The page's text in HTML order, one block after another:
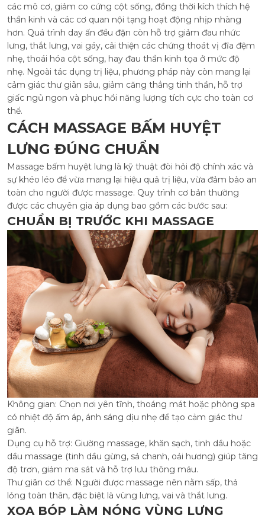
các mô cơ, giảm co cứng cột sống, đồng thời kích thích hệ
thần kinh và các cơ quan nội tạng hoạt động nhịp nhàng
hơn. Quá trình day ấn đều đặn còn hỗ trợ giảm đau nhức
lưng, thắt lưng, vai gáy, cải thiện các chứng thoát vị đĩa đệm
nhẹ, thoái hóa cột sống, hay đau thần kinh tọa ở mức độ
nhẹ. Ngoài tác dụng trị liệu, phương pháp này còn mang lại
cảm giác thư giãn sâu, giảm căng thẳng tinh thần, hỗ trợ
giấc ngủ ngon và phục hồi năng lượng tích cực cho toàn cơ
thể.
CÁCH MASSAGE BẤM HUYỆT
LƯNG ĐÚNG CHUẨN
Massage bấm huyệt lưng là kỹ thuật đòi hỏi độ chính xác và
sự khéo léo để vừa mang lại hiệu quả trị liệu, vừa đảm bảo an
toàn cho người được massage. Quy trình cơ bản thường
được các chuyên gia áp dụng bao gồm các bước sau:
CHUẨN BỊ TRƯỚC KHI MASSAGE
Không gian: Chọn nơi yên tĩnh, thoáng mát hoặc phòng spa
có nhiệt độ ấm áp, ánh sáng dịu nhẹ để tạo cảm giác thư
giãn.
Dụng cụ hỗ trợ: Giường massage, khăn sạch, tinh dầu hoặc
dầu massage (tinh dầu gừng, sả chanh, oải hương) giúp tăng
độ trơn, giảm ma sát và hỗ trợ lưu thông máu.
Thư giãn cơ thể: Người được massage nên nằm sấp, thả
lỏng toàn thân, đặc biệt là vùng lưng, vai và thắt lưng.
XOA BÓP LÀM NÓNG VÙNG LƯNG